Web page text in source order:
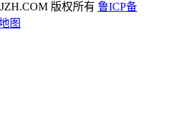
版权所有 鲁ICP备
图